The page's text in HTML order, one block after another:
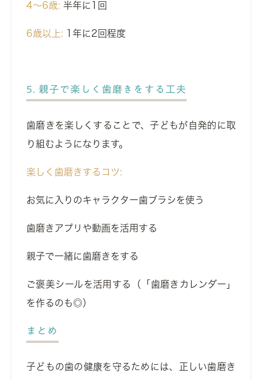
4～6歳: 半年に1回
6歳以上: 1年に2回程度
5. 親子で楽しく歯磨きをする工夫
歯磨きを楽しくすることで、子どもが自発的に取
り組むようになります。
楽しく歯磨きするコツ:
お気に入りのキャラクター歯ブラシを使う
歯磨きアプリや動画を活用する
親子で一緒に歯磨きをする
ご褒美シールを活用する（「歯磨きカレンダー」
を作るのも◎）
まとめ
子どもの歯の健康を守るためには、正しい歯磨き